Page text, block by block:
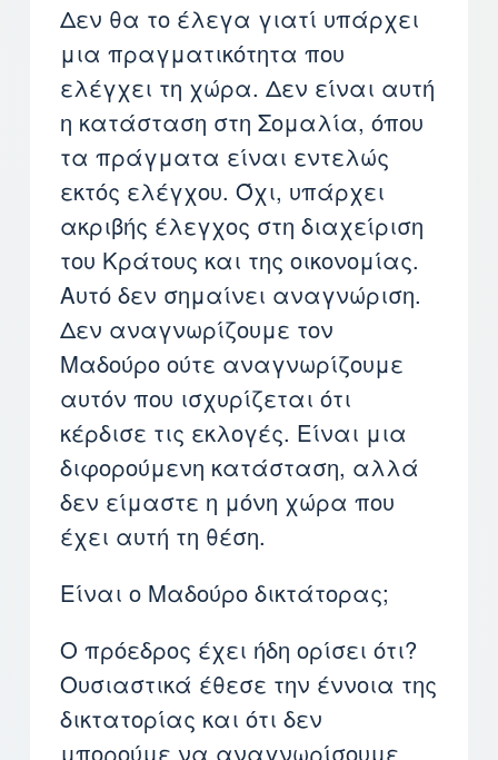
Δεν θα το έλεγα γιατί υπάρχει
μια πραγματικότητα που
ελέγχει τη χώρα. Δεν είναι αυτή
η κατάσταση στη Σομαλία, όπου
τα πράγματα είναι εντελώς
εκτός ελέγχου. Όχι, υπάρχει
ακριβής έλεγχος στη διαχείριση
του Κράτους και της οικονομίας.
Αυτό δεν σημαίνει αναγνώριση.
Δεν αναγνωρίζουμε τον
Μαδούρο ούτε αναγνωρίζουμε
αυτόν που ισχυρίζεται ότι
κέρδισε τις εκλογές. Είναι μια
διφορούμενη κατάσταση, αλλά
δεν είμαστε η μόνη χώρα που
έχει αυτή τη θέση.
Είναι ο Μαδούρο δικτάτορας;
Ο πρόεδρος έχει ήδη ορίσει ότι?
Ουσιαστικά έθεσε την έννοια της
δικτατορίας και ότι δεν
μπορούμε να αναγνωρίσουμε